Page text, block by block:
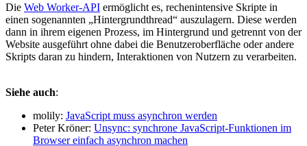
Die Web Worker-API ermöglicht es, rechenintensive Skripte in
einen sogenannten „Hintergrundthread“ auszulagern. Diese werden
dann in ihrem eigenen Prozess, im Hintergrund und getrennt von der
Website ausgeführt ohne dabei die Benutzeroberfläche oder andere
Skripts daran zu hindern, Interaktionen von Nutzern zu verarbeiten.
Siehe auch:
molily: JavaScript muss asynchron werden
Peter Kröner: Unsync: synchrone JavaScript-Funktionen im
Browser einfach asynchron machen